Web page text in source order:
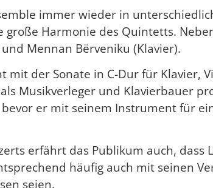
immer wieder in
große Harmonie des Quintetts.
Mennan Bërveniku (Klavier).
mit der Sonate in C-Dur für Klavier,
Musikverleger und Klavierbauer
er mit seinem Instrument für
erfährt das Publikum auch,
häufig auch mit seinen
seien.